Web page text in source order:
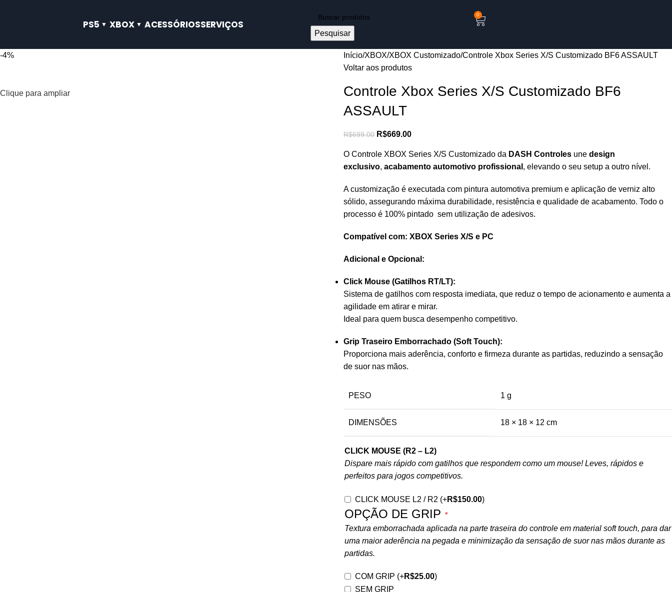
PS5 XBOX ACESSÓRIOSSERVIÇOS
Pesquisar
0
-4%
Clique para ampliar
Início XBOX XBOX Customizado Controle Xbox Series X/S Customizado BF6 ASSAULT
Voltar aos produtos
Controle Xbox Series X/S Customizado BF6
ASSAULT
R$699.00 R$669.00
O Controle XBOX Series X/S Customizado da DASH Controles une design
exclusivo, acabamento automotivo profissional , elevando o seu setup a outro nível.
A customização é executada com pintura automotiva premium e aplicação de verniz alto
sólido, assegurando máxima durabilidade, resistência e qualidade de acabamento. Todo o
processo é 100% pintado sem utilização de adesivos.
Compatível com: XBOX Series X/S e PC
Adicional e Opcional:
Click Mouse (Gatilhos RT/LT):
Sistema de gatilhos com resposta imediata, que reduz o tempo de acionamento e aumenta a
agilidade em atirar e mirar.
Ideal para quem busca desempenho competitivo.
Grip Traseiro Emborrachado (Soft Touch):
Proporciona mais aderência, conforto e firmeza durante as partidas, reduzindo a sensação
de suor nas mãos.
PESO 1 g
DIMENSÕES 18 × 18 × 12 cm
CLICK MOUSE (R2 – L2)
Dispare mais rápido com gatilhos que respondem como um mouse! Leves, rápidos e
perfeitos para jogos competitivos.
CLICK MOUSE L2 / R2 (+R$150.00)
OPÇÃO DE GRIP *
Textura emborrachada aplicada na parte traseira do controle em material soft touch, para dar
uma maior aderência na pegada e minimização da sensação de suor nas mãos durante as
partidas.
COM GRIP (+R$25.00)
SEM GRIP